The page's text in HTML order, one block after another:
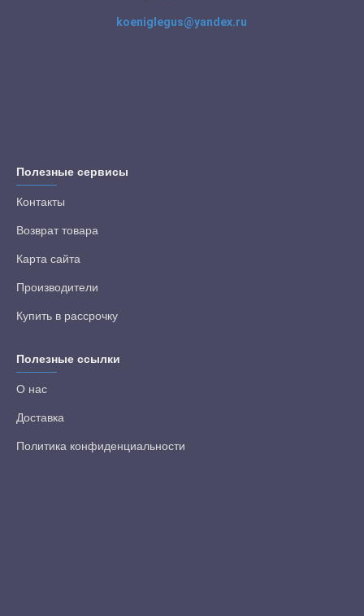
koeniglegus@yandex.ru
Полезные сервисы
Контакты
Возврат товара
Карта сайта
Производители
Купить в рассрочку
Полезные ссылки
О нас
Доставка
Политика конфиденциальности